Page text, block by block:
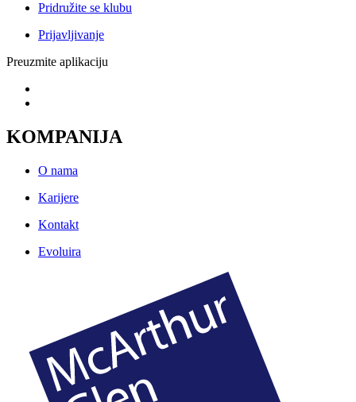
Pridružite se klubu
Prijavljivanje
Preuzmite aplikaciju
KOMPANIJA
O nama
Karijere
Kontakt
Evoluira